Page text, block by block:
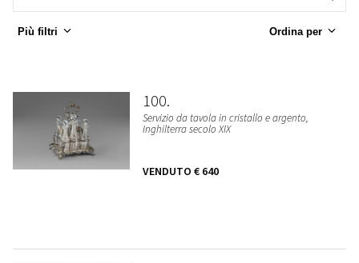
Più filtri Ordina per
100
Servizio da tavola in cristallo e argento,
Inghilterra secolo XIX
VENDUTO € 640